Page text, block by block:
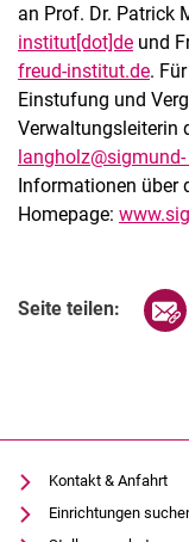
an Prof. Dr. Patrick
institut[dot]de und
freud-institut.de.
Einstufung und
Verwaltungsleiterin
Informationen über
Homepage:
Seite teilen:
Kontakt & Anfahrt
Einrichtungen